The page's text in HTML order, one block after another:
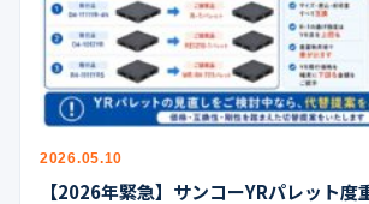
梱包資材
イラン情勢まとめ
公式ブログ
2026.05.10
【2026年緊急】サンコーYRパレット